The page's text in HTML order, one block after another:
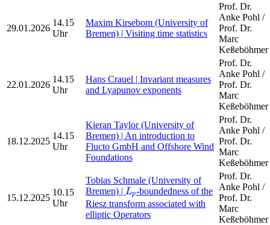
29.01.2026
14.15
Uhr
Maxim Kirsebom (University of
Bremen) | Visiting time statistics
Prof. Dr.
Anke Pohl /
Prof. Dr.
Marc
Keßeböhmer
22.01.2026
14.15
Uhr
Hans Crauel | Invariant measures
and Lyapunov exponents
Prof. Dr.
Anke Pohl /
Prof. Dr.
Marc
Keßeböhmer
18.12.2025
14.15
Uhr
Kieran Taylor (University of
Bremen) | An introduction to
Flucto GmbH and Offshore Wind
Foundations
Prof. Dr.
Anke Pohl /
Prof. Dr.
Marc
Keßeböhmer
15.12.2025
10.15
Uhr
Tobias Schmale (University of
Bremen) | Lp
Lp-boundedness of the
Riesz transform associated with
elliptic Operators
Prof. Dr.
Anke Pohl /
Prof. Dr.
Marc
Keßeböhmer